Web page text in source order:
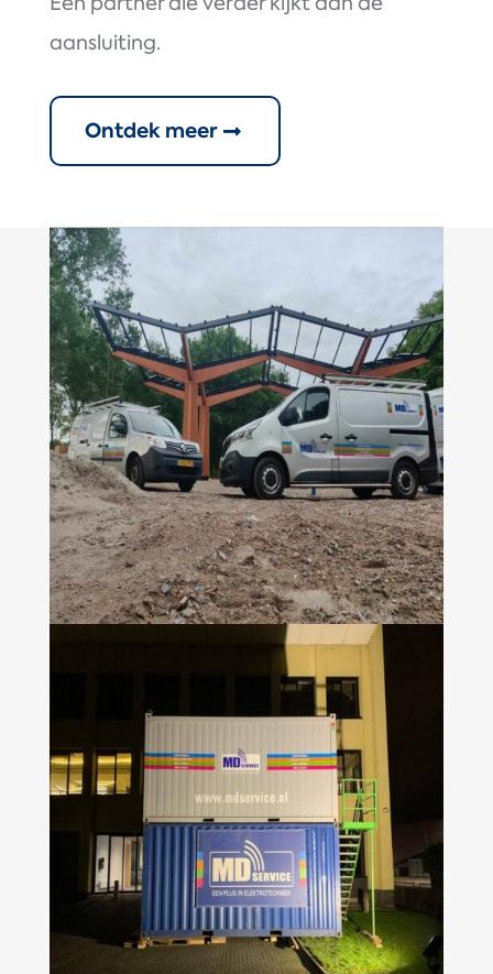
aansluiting.
Ontdek meer